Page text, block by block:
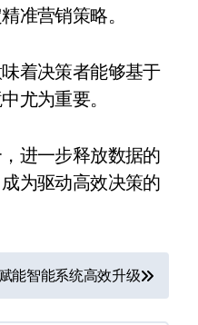
准营销策略。
着决策者能够基于
尤为重要。
进一步释放数据的
为驱动高效决策的
能智能系统高效升级